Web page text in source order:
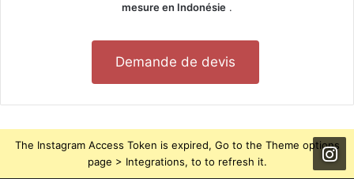
mesure en Indonésie .
Demande de devis
The Instagram Access Token is expired, Go to the Theme options
page > Integrations, to to refresh it.